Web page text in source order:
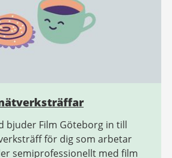
bjuder Film Göteborg in till
för dig som arbetar
semiprofessionellt med film